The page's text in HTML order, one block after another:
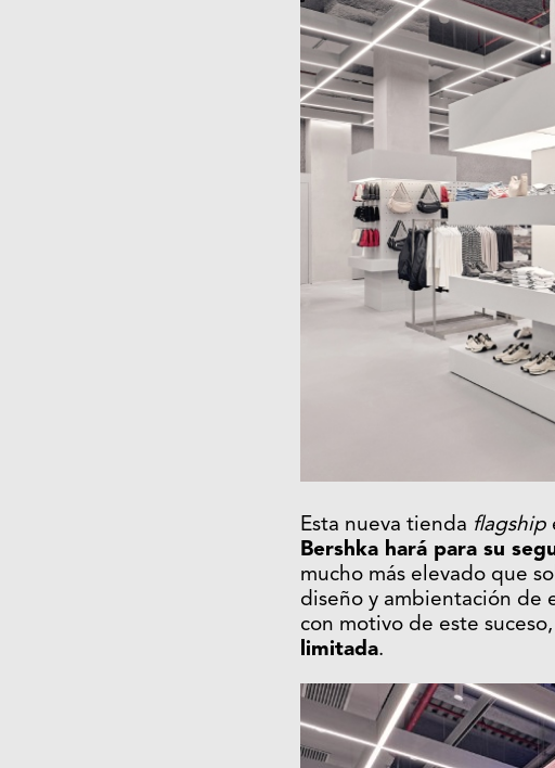
Esta nueva tienda flagship
Bershka hará para su
mucho más elevado que
diseño y ambientación de
con motivo de este
limitada.